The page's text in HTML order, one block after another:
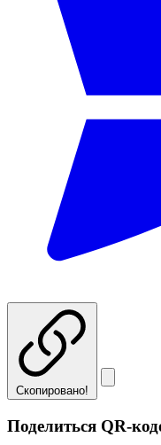
Скопировано!
Поделиться QR-